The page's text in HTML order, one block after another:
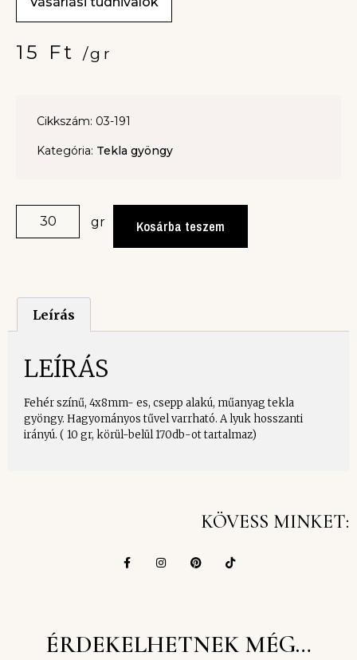
15 Ft /gr
Cikkszám: 03-191
Kategória: Tekla gyöngy
gr Kosárba teszem
Leírás
LEÍRÁS
Fehér színű, 4x8mm- es, csepp alakú, műanyag tekla
gyöngy. Hagyományos tűvel varrható. A lyuk hosszanti
irányú. ( 10 gr, körül-belül 170db-ot tartalmaz)
KÖVESS MINKET:
ÉRDEKELHETNEK MÉG…